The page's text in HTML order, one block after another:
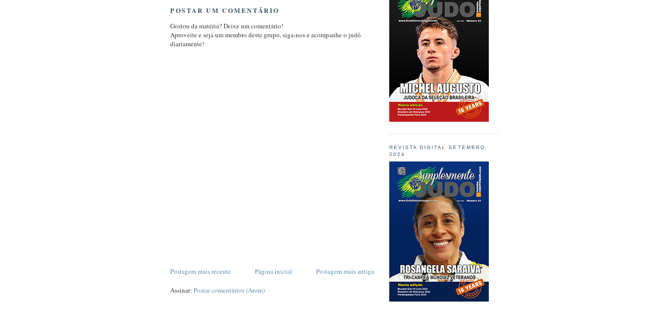
POSTAR UM COMENTÁRIO
Gostou da matéria? Deixe um comentário!
Aproveite e seja um membro deste grupo, siga-nos e acompanhe o judô
diariamente!
Postagem mais recente Postagem mais antiga
Página inicial
Assinar: Postar comentários (Atom)
REVISTA DIGITAL SETEMBRO
2024